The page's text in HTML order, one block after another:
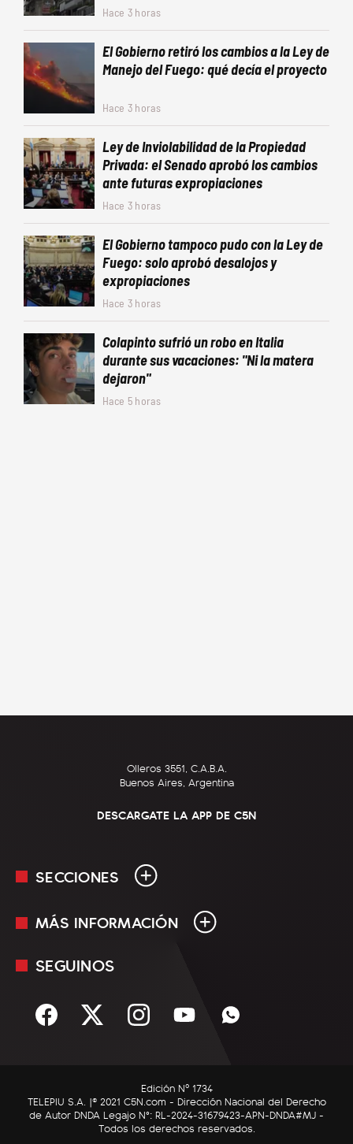
Hace 3 horas
El Gobierno retiró los cambios a la Ley de
Manejo del Fuego: qué decía el proyecto
Hace 3 horas
Ley de Inviolabilidad de la Propiedad
Privada: el Senado aprobó los cambios
ante futuras expropiaciones
Hace 3 horas
El Gobierno tampoco pudo con la Ley de
Fuego: solo aprobó desalojos y
expropiaciones
Hace 3 horas
Colapinto sufrió un robo en Italia
durante sus vacaciones: "Ni la matera
dejaron"
Hace 5 horas
Olleros 3551, C.A.B.A.
Buenos Aires, Argentina
DESCARGATE LA APP DE C5N
SECCIONES
En Vivo
Sociedad
C5N Autos
RatingCero
MÁS INFORMACIÓN
Mediakit
Términos y condiciones
SEGUINOS
Edición Nº 1734
TELEPIU S.A. |© 2021 C5N.com - Dirección Nacional del Derecho
de Autor DNDA Legajo N°: RL-2024-31679423-APN-DNDA#MJ -
Todos los derechos reservados.